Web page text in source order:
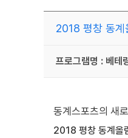
2018 평창 동계
프로그램명 : 베테
동계스포츠의 새
2018 평창 동계올